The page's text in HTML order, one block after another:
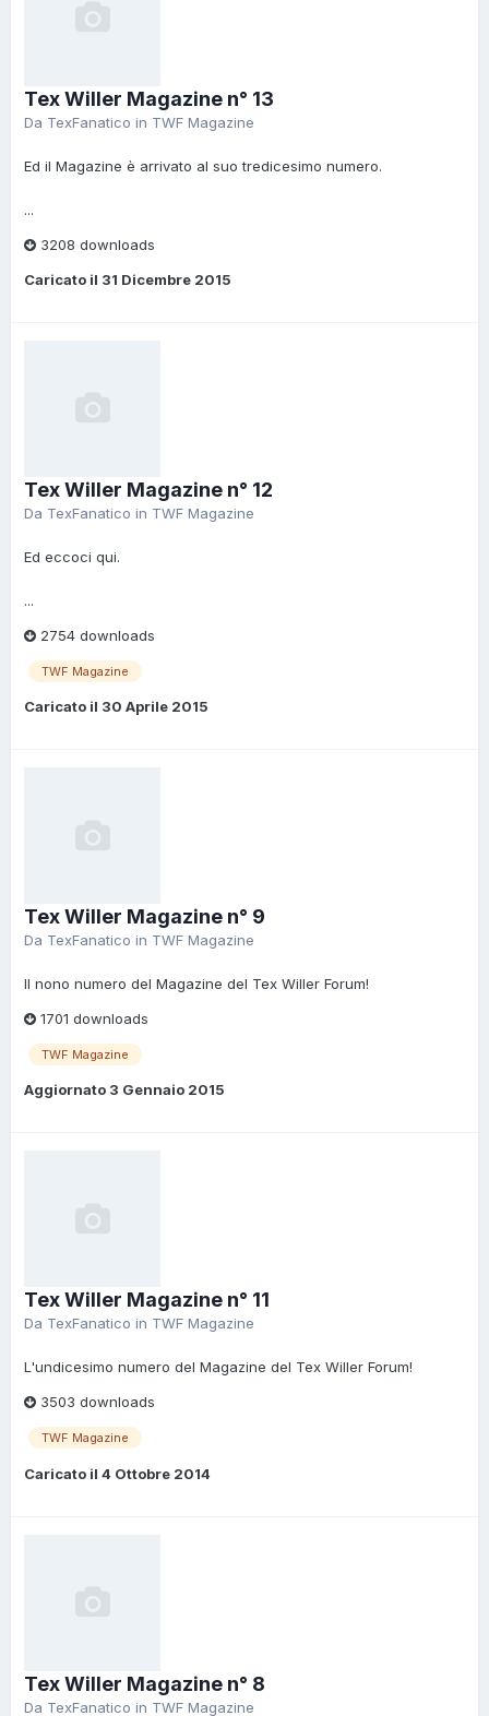
Tex Willer Magazine n° 13
Da TexFanatico in TWF Magazine
Ed il Magazine è arrivato al suo tredicesimo numero.
...
3208 downloads
Caricato il 31 Dicembre 2015
Tex Willer Magazine n° 12
Da TexFanatico in TWF Magazine
Ed eccoci qui.
...
2754 downloads
TWF Magazine
Caricato il 30 Aprile 2015
Tex Willer Magazine n° 9
Da TexFanatico in TWF Magazine
Il nono numero del Magazine del Tex Willer Forum!
1701 downloads
TWF Magazine
Aggiornato 3 Gennaio 2015
Tex Willer Magazine n° 11
Da TexFanatico in TWF Magazine
L'undicesimo numero del Magazine del Tex Willer Forum!
3503 downloads
TWF Magazine
Caricato il 4 Ottobre 2014
Tex Willer Magazine n° 8
Da TexFanatico in TWF Magazine